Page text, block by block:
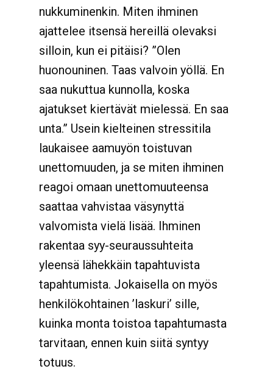
nukkuminenkin. Miten ihminen
ajattelee itsensä hereillä olevaksi
silloin, kun ei pitäisi? ”Olen
huonouninen. Taas valvoin yöllä. En
saa nukuttua kunnolla, koska
ajatukset kiertävät mielessä. En saa
unta.” Usein kielteinen stressitila
laukaisee aamuyön toistuvan
unettomuuden, ja se miten ihminen
reagoi omaan unettomuuteensa
saattaa vahvistaa väsynyttä
valvomista vielä lisää. Ihminen
rakentaa syy-seuraussuhteita
yleensä lähekkäin tapahtuvista
tapahtumista. Jokaisella on myös
henkilökohtainen ’laskuri’ sille,
kuinka monta toistoa tapahtumasta
tarvitaan, ennen kuin siitä syntyy
totuus.